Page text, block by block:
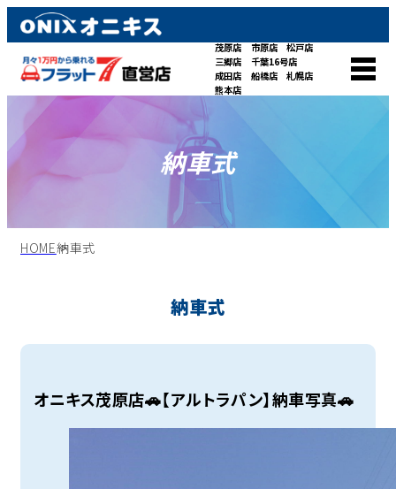
茂原店 市原店
松戸店
三郷店
千葉16号店
成田店
船橋店
札幌店
熊本店
納車式
HOME納車式
納車式
オニキス茂原店🚗【アルトラパン】納車写真🚗